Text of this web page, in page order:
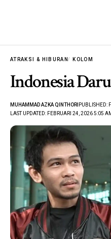
ATRAKSI & HIBURAN KOLOM
Indonesia
LAST UPDATED: FEBRUARI 24, 2026 5:05
MUHAMMAD AZKA QINTHORI PUBLISHED: